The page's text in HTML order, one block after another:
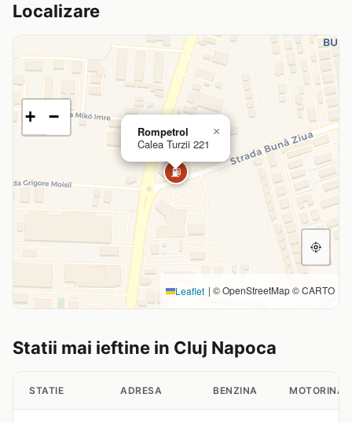
Localizare
⛽
Rompetrol
Calea Turzii 221
×
+ −
Leaflet | © OpenStreetMap © CARTO
Statii mai ieftine in Cluj Napoca
STATIE ADRESA BENZINA MOTORINA